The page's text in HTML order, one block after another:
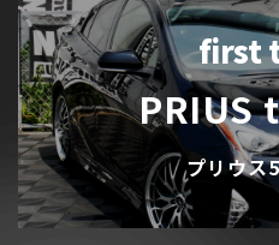
first
PRIUS
プリウス